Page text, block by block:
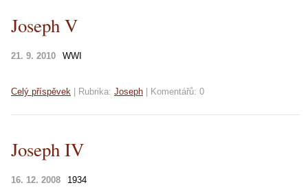
Joseph V
21. 9. 2010 WWI
Celý příspěvek Rubrika: Joseph Komentářů: 0
Joseph IV
16. 12. 2008 1934